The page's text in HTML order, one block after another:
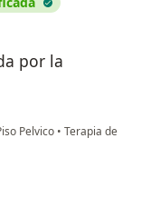
por la
Pelvico • Terapia de